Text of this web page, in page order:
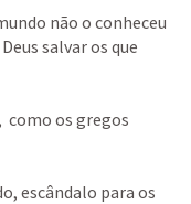
não o conheceu
salvar os que
como os gregos
escândalo para os